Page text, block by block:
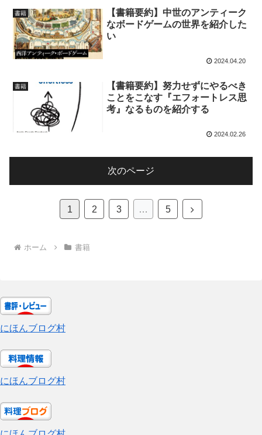
書籍
【書籍要約】中世のアンティーク
なボードゲームの世界を紹介した
い
2024.04.20
書籍
【書籍要約】努力せずにやるべき
ことをこなす『エフォートレス思
考』なるものを紹介する
2024.02.26
次のページ
1 2 3 … 5
次
ホーム 書籍
にほんブログ村
にほんブログ村